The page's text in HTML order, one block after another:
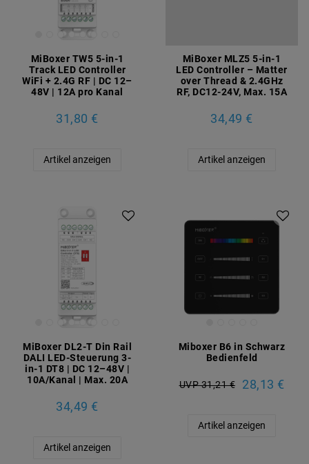
MiBoxer TW5 5-in-1
Track LED Controller
WiFi + 2.4G RF | DC 12–
48V | 12A pro Kanal
31,80 €
Artikel anzeigen
MiBoxer MLZ5 5-in-1
LED Controller – Matter
over Thread & 2.4GHz
RF, DC12-24V, Max. 15A
34,49 €
Artikel anzeigen
MiBoxer DL2-T Din Rail
DALI LED-Steuerung 3-
in-1 DT8 | DC 12–48V |
10A/Kanal | Max. 20A
34,49 €
Artikel anzeigen
Miboxer B6 in Schwarz
Bedienfeld
UVP 31,21 € 28,13 €
Artikel anzeigen